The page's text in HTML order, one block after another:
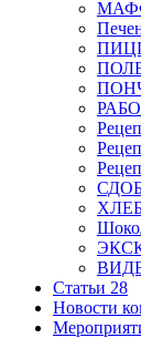
Статьи 28
Новости